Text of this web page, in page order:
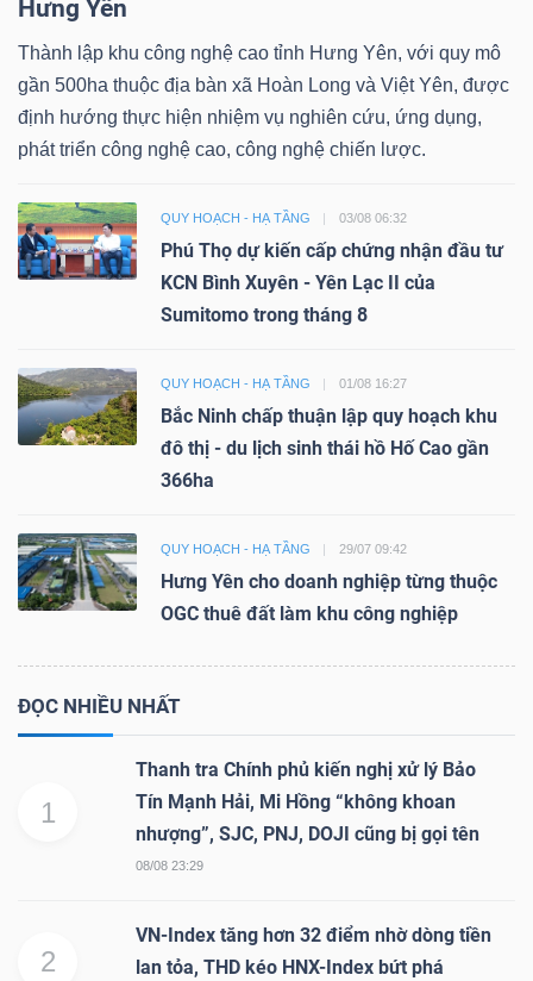
Hưng Yên
Thành lập khu công nghệ cao tỉnh Hưng Yên, với quy mô
gần 500ha thuộc địa bàn xã Hoàn Long và Việt Yên, được
định hướng thực hiện nhiệm vụ nghiên cứu, ứng dụng,
phát triển công nghệ cao, công nghệ chiến lược.
QUY HOẠCH - HẠ TẦNG 03/08 06:32
Phú Thọ dự kiến cấp chứng nhận đầu tư
KCN Bình Xuyên - Yên Lạc II của
Sumitomo trong tháng 8
QUY HOẠCH - HẠ TẦNG 01/08 16:27
Bắc Ninh chấp thuận lập quy hoạch khu
đô thị - du lịch sinh thái hồ Hố Cao gần
366ha
QUY HOẠCH - HẠ TẦNG 29/07 09:42
Hưng Yên cho doanh nghiệp từng thuộc
OGC thuê đất làm khu công nghiệp
ĐỌC NHIỀU NHẤT
1
Thanh tra Chính phủ kiến nghị xử lý Bảo
Tín Mạnh Hải, Mi Hồng “không khoan
nhượng”, SJC, PNJ, DOJI cũng bị gọi tên
08/08 23:29
2
VN-Index tăng hơn 32 điểm nhờ dòng tiền
lan tỏa, THD kéo HNX-Index bứt phá